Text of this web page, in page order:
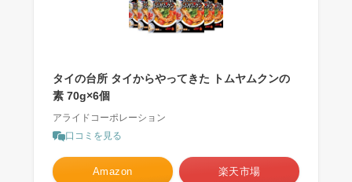
タイの台所 タイからやってきた トムヤムクンの
素 70g×6個
アライドコーポレーション
口コミを見る
Amazon 楽天市場